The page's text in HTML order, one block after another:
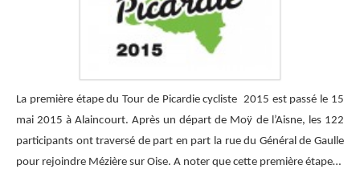
La première étape du Tour de Picardie cycliste 2015 est passé le 15
mai 2015 à Alaincourt. Après un départ de Moÿ de l’Aisne, les 122
participants ont traversé de part en part la rue du Général de Gaulle
pour rejoindre Mézière sur Oise. A noter que cette première étape…